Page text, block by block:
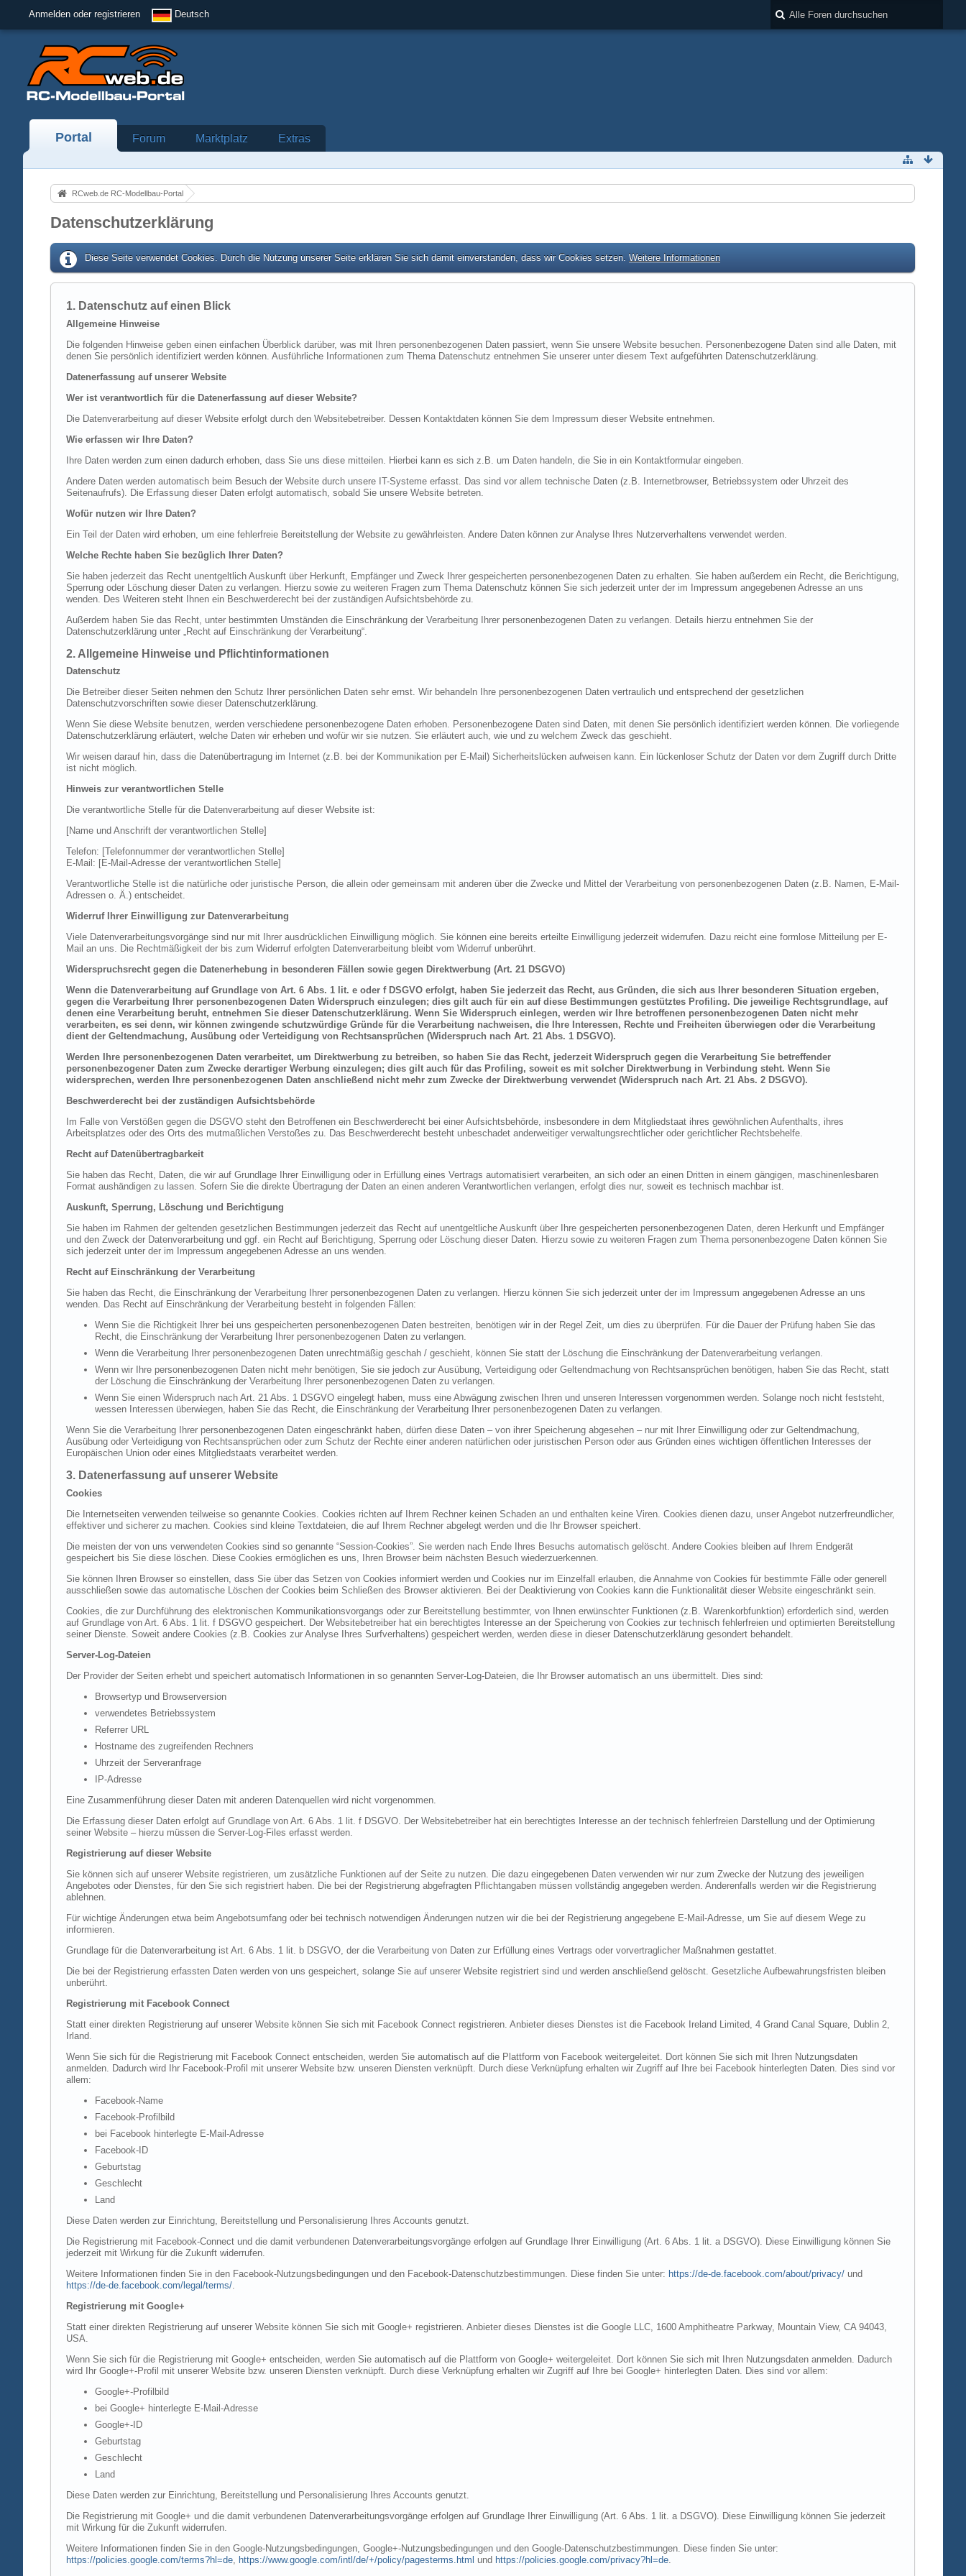
Anmelden oder registrieren Deutsch
Portal Forum Marktplatz Extras
RCweb.de RC-Modellbau-Portal
Datenschutzerklärung
Diese Seite verwendet Cookies. Durch die Nutzung unserer Seite erklären Sie sich damit einverstanden, dass wir Cookies setzen. Weitere Informationen
1. Datenschutz auf einen Blick
Allgemeine Hinweise
Die folgenden Hinweise geben einen einfachen Überblick darüber, was mit Ihren personenbezogenen Daten passiert, wenn Sie unsere Website besuchen. Personenbezogene Daten sind alle Daten, mit
denen Sie persönlich identifiziert werden können. Ausführliche Informationen zum Thema Datenschutz entnehmen Sie unserer unter diesem Text aufgeführten Datenschutzerklärung.
Datenerfassung auf unserer Website
Wer ist verantwortlich für die Datenerfassung auf dieser Website?
Die Datenverarbeitung auf dieser Website erfolgt durch den Websitebetreiber. Dessen Kontaktdaten können Sie dem Impressum dieser Website entnehmen.
Wie erfassen wir Ihre Daten?
Ihre Daten werden zum einen dadurch erhoben, dass Sie uns diese mitteilen. Hierbei kann es sich z.B. um Daten handeln, die Sie in ein Kontaktformular eingeben.
Andere Daten werden automatisch beim Besuch der Website durch unsere IT-Systeme erfasst. Das sind vor allem technische Daten (z.B. Internetbrowser, Betriebssystem oder Uhrzeit des
Seitenaufrufs). Die Erfassung dieser Daten erfolgt automatisch, sobald Sie unsere Website betreten.
Wofür nutzen wir Ihre Daten?
Ein Teil der Daten wird erhoben, um eine fehlerfreie Bereitstellung der Website zu gewährleisten. Andere Daten können zur Analyse Ihres Nutzerverhaltens verwendet werden.
Welche Rechte haben Sie bezüglich Ihrer Daten?
Sie haben jederzeit das Recht unentgeltlich Auskunft über Herkunft, Empfänger und Zweck Ihrer gespeicherten personenbezogenen Daten zu erhalten. Sie haben außerdem ein Recht, die Berichtigung,
Sperrung oder Löschung dieser Daten zu verlangen. Hierzu sowie zu weiteren Fragen zum Thema Datenschutz können Sie sich jederzeit unter der im Impressum angegebenen Adresse an uns
wenden. Des Weiteren steht Ihnen ein Beschwerderecht bei der zuständigen Aufsichtsbehörde zu.
Außerdem haben Sie das Recht, unter bestimmten Umständen die Einschränkung der Verarbeitung Ihrer personenbezogenen Daten zu verlangen. Details hierzu entnehmen Sie der
Datenschutzerklärung unter „Recht auf Einschränkung der Verarbeitung“.
2. Allgemeine Hinweise und Pflichtinformationen
Datenschutz
Die Betreiber dieser Seiten nehmen den Schutz Ihrer persönlichen Daten sehr ernst. Wir behandeln Ihre personenbezogenen Daten vertraulich und entsprechend der gesetzlichen
Datenschutzvorschriften sowie dieser Datenschutzerklärung.
Wenn Sie diese Website benutzen, werden verschiedene personenbezogene Daten erhoben. Personenbezogene Daten sind Daten, mit denen Sie persönlich identifiziert werden können. Die vorliegende
Datenschutzerklärung erläutert, welche Daten wir erheben und wofür wir sie nutzen. Sie erläutert auch, wie und zu welchem Zweck das geschieht.
Wir weisen darauf hin, dass die Datenübertragung im Internet (z.B. bei der Kommunikation per E-Mail) Sicherheitslücken aufweisen kann. Ein lückenloser Schutz der Daten vor dem Zugriff durch Dritte
ist nicht möglich.
Hinweis zur verantwortlichen Stelle
Die verantwortliche Stelle für die Datenverarbeitung auf dieser Website ist:
[Name und Anschrift der verantwortlichen Stelle]
Telefon: [Telefonnummer der verantwortlichen Stelle]
E-Mail: [E-Mail-Adresse der verantwortlichen Stelle]
Verantwortliche Stelle ist die natürliche oder juristische Person, die allein oder gemeinsam mit anderen über die Zwecke und Mittel der Verarbeitung von personenbezogenen Daten (z.B. Namen, E-Mail-
Adressen o. Ä.) entscheidet.
Widerruf Ihrer Einwilligung zur Datenverarbeitung
Viele Datenverarbeitungsvorgänge sind nur mit Ihrer ausdrücklichen Einwilligung möglich. Sie können eine bereits erteilte Einwilligung jederzeit widerrufen. Dazu reicht eine formlose Mitteilung per E-
Mail an uns. Die Rechtmäßigkeit der bis zum Widerruf erfolgten Datenverarbeitung bleibt vom Widerruf unberührt.
Widerspruchsrecht gegen die Datenerhebung in besonderen Fällen sowie gegen Direktwerbung (Art. 21 DSGVO)
Wenn die Datenverarbeitung auf Grundlage von Art. 6 Abs. 1 lit. e oder f DSGVO erfolgt, haben Sie jederzeit das Recht, aus Gründen, die sich aus Ihrer besonderen Situation ergeben,
gegen die Verarbeitung Ihrer personenbezogenen Daten Widerspruch einzulegen; dies gilt auch für ein auf diese Bestimmungen gestütztes Profiling. Die jeweilige Rechtsgrundlage, auf
denen eine Verarbeitung beruht, entnehmen Sie dieser Datenschutzerklärung. Wenn Sie Widerspruch einlegen, werden wir Ihre betroffenen personenbezogenen Daten nicht mehr
verarbeiten, es sei denn, wir können zwingende schutzwürdige Gründe für die Verarbeitung nachweisen, die Ihre Interessen, Rechte und Freiheiten überwiegen oder die Verarbeitung
dient der Geltendmachung, Ausübung oder Verteidigung von Rechtsansprüchen (Widerspruch nach Art. 21 Abs. 1 DSGVO).
Werden Ihre personenbezogenen Daten verarbeitet, um Direktwerbung zu betreiben, so haben Sie das Recht, jederzeit Widerspruch gegen die Verarbeitung Sie betreffender
personenbezogener Daten zum Zwecke derartiger Werbung einzulegen; dies gilt auch für das Profiling, soweit es mit solcher Direktwerbung in Verbindung steht. Wenn Sie
widersprechen, werden Ihre personenbezogenen Daten anschließend nicht mehr zum Zwecke der Direktwerbung verwendet (Widerspruch nach Art. 21 Abs. 2 DSGVO).
Beschwerderecht bei der zuständigen Aufsichtsbehörde
Im Falle von Verstößen gegen die DSGVO steht den Betroffenen ein Beschwerderecht bei einer Aufsichtsbehörde, insbesondere in dem Mitgliedstaat ihres gewöhnlichen Aufenthalts, ihres
Arbeitsplatzes oder des Orts des mutmaßlichen Verstoßes zu. Das Beschwerderecht besteht unbeschadet anderweitiger verwaltungsrechtlicher oder gerichtlicher Rechtsbehelfe.
Recht auf Datenübertragbarkeit
Sie haben das Recht, Daten, die wir auf Grundlage Ihrer Einwilligung oder in Erfüllung eines Vertrags automatisiert verarbeiten, an sich oder an einen Dritten in einem gängigen, maschinenlesbaren
Format aushändigen zu lassen. Sofern Sie die direkte Übertragung der Daten an einen anderen Verantwortlichen verlangen, erfolgt dies nur, soweit es technisch machbar ist.
Auskunft, Sperrung, Löschung und Berichtigung
Sie haben im Rahmen der geltenden gesetzlichen Bestimmungen jederzeit das Recht auf unentgeltliche Auskunft über Ihre gespeicherten personenbezogenen Daten, deren Herkunft und Empfänger
und den Zweck der Datenverarbeitung und ggf. ein Recht auf Berichtigung, Sperrung oder Löschung dieser Daten. Hierzu sowie zu weiteren Fragen zum Thema personenbezogene Daten können Sie
sich jederzeit unter der im Impressum angegebenen Adresse an uns wenden.
Recht auf Einschränkung der Verarbeitung
Sie haben das Recht, die Einschränkung der Verarbeitung Ihrer personenbezogenen Daten zu verlangen. Hierzu können Sie sich jederzeit unter der im Impressum angegebenen Adresse an uns
wenden. Das Recht auf Einschränkung der Verarbeitung besteht in folgenden Fällen:
Wenn Sie die Richtigkeit Ihrer bei uns gespeicherten personenbezogenen Daten bestreiten, benötigen wir in der Regel Zeit, um dies zu überprüfen. Für die Dauer der Prüfung haben Sie das
Recht, die Einschränkung der Verarbeitung Ihrer personenbezogenen Daten zu verlangen.
Wenn die Verarbeitung Ihrer personenbezogenen Daten unrechtmäßig geschah / geschieht, können Sie statt der Löschung die Einschränkung der Datenverarbeitung verlangen.
Wenn wir Ihre personenbezogenen Daten nicht mehr benötigen, Sie sie jedoch zur Ausübung, Verteidigung oder Geltendmachung von Rechtsansprüchen benötigen, haben Sie das Recht, statt
der Löschung die Einschränkung der Verarbeitung Ihrer personenbezogenen Daten zu verlangen.
Wenn Sie einen Widerspruch nach Art. 21 Abs. 1 DSGVO eingelegt haben, muss eine Abwägung zwischen Ihren und unseren Interessen vorgenommen werden. Solange noch nicht feststeht,
wessen Interessen überwiegen, haben Sie das Recht, die Einschränkung der Verarbeitung Ihrer personenbezogenen Daten zu verlangen.
Wenn Sie die Verarbeitung Ihrer personenbezogenen Daten eingeschränkt haben, dürfen diese Daten – von ihrer Speicherung abgesehen – nur mit Ihrer Einwilligung oder zur Geltendmachung,
Ausübung oder Verteidigung von Rechtsansprüchen oder zum Schutz der Rechte einer anderen natürlichen oder juristischen Person oder aus Gründen eines wichtigen öffentlichen Interesses der
Europäischen Union oder eines Mitgliedstaats verarbeitet werden.
3. Datenerfassung auf unserer Website
Cookies
Die Internetseiten verwenden teilweise so genannte Cookies. Cookies richten auf Ihrem Rechner keinen Schaden an und enthalten keine Viren. Cookies dienen dazu, unser Angebot nutzerfreundlicher,
effektiver und sicherer zu machen. Cookies sind kleine Textdateien, die auf Ihrem Rechner abgelegt werden und die Ihr Browser speichert.
Die meisten der von uns verwendeten Cookies sind so genannte “Session-Cookies”. Sie werden nach Ende Ihres Besuchs automatisch gelöscht. Andere Cookies bleiben auf Ihrem Endgerät
gespeichert bis Sie diese löschen. Diese Cookies ermöglichen es uns, Ihren Browser beim nächsten Besuch wiederzuerkennen.
Sie können Ihren Browser so einstellen, dass Sie über das Setzen von Cookies informiert werden und Cookies nur im Einzelfall erlauben, die Annahme von Cookies für bestimmte Fälle oder generell
ausschließen sowie das automatische Löschen der Cookies beim Schließen des Browser aktivieren. Bei der Deaktivierung von Cookies kann die Funktionalität dieser Website eingeschränkt sein.
Cookies, die zur Durchführung des elektronischen Kommunikationsvorgangs oder zur Bereitstellung bestimmter, von Ihnen erwünschter Funktionen (z.B. Warenkorbfunktion) erforderlich sind, werden
auf Grundlage von Art. 6 Abs. 1 lit. f DSGVO gespeichert. Der Websitebetreiber hat ein berechtigtes Interesse an der Speicherung von Cookies zur technisch fehlerfreien und optimierten Bereitstellung
seiner Dienste. Soweit andere Cookies (z.B. Cookies zur Analyse Ihres Surfverhaltens) gespeichert werden, werden diese in dieser Datenschutzerklärung gesondert behandelt.
Server-Log-Dateien
Der Provider der Seiten erhebt und speichert automatisch Informationen in so genannten Server-Log-Dateien, die Ihr Browser automatisch an uns übermittelt. Dies sind:
Browsertyp und Browserversion
verwendetes Betriebssystem
Referrer URL
Hostname des zugreifenden Rechners
Uhrzeit der Serveranfrage
IP-Adresse
Eine Zusammenführung dieser Daten mit anderen Datenquellen wird nicht vorgenommen.
Die Erfassung dieser Daten erfolgt auf Grundlage von Art. 6 Abs. 1 lit. f DSGVO. Der Websitebetreiber hat ein berechtigtes Interesse an der technisch fehlerfreien Darstellung und der Optimierung
seiner Website – hierzu müssen die Server-Log-Files erfasst werden.
Registrierung auf dieser Website
Sie können sich auf unserer Website registrieren, um zusätzliche Funktionen auf der Seite zu nutzen. Die dazu eingegebenen Daten verwenden wir nur zum Zwecke der Nutzung des jeweiligen
Angebotes oder Dienstes, für den Sie sich registriert haben. Die bei der Registrierung abgefragten Pflichtangaben müssen vollständig angegeben werden. Anderenfalls werden wir die Registrierung
ablehnen.
Für wichtige Änderungen etwa beim Angebotsumfang oder bei technisch notwendigen Änderungen nutzen wir die bei der Registrierung angegebene E-Mail-Adresse, um Sie auf diesem Wege zu
informieren.
Grundlage für die Datenverarbeitung ist Art. 6 Abs. 1 lit. b DSGVO, der die Verarbeitung von Daten zur Erfüllung eines Vertrags oder vorvertraglicher Maßnahmen gestattet.
Die bei der Registrierung erfassten Daten werden von uns gespeichert, solange Sie auf unserer Website registriert sind und werden anschließend gelöscht. Gesetzliche Aufbewahrungsfristen bleiben
unberührt.
Registrierung mit Facebook Connect
Statt einer direkten Registrierung auf unserer Website können Sie sich mit Facebook Connect registrieren. Anbieter dieses Dienstes ist die Facebook Ireland Limited, 4 Grand Canal Square, Dublin 2,
Irland.
Wenn Sie sich für die Registrierung mit Facebook Connect entscheiden, werden Sie automatisch auf die Plattform von Facebook weitergeleitet. Dort können Sie sich mit Ihren Nutzungsdaten
anmelden. Dadurch wird Ihr Facebook-Profil mit unserer Website bzw. unseren Diensten verknüpft. Durch diese Verknüpfung erhalten wir Zugriff auf Ihre bei Facebook hinterlegten Daten. Dies sind vor
allem:
Facebook-Name
Facebook-Profilbild
bei Facebook hinterlegte E-Mail-Adresse
Facebook-ID
Geburtstag
Geschlecht
Land
Diese Daten werden zur Einrichtung, Bereitstellung und Personalisierung Ihres Accounts genutzt.
Die Registrierung mit Facebook-Connect und die damit verbundenen Datenverarbeitungsvorgänge erfolgen auf Grundlage Ihrer Einwilligung (Art. 6 Abs. 1 lit. a DSGVO). Diese Einwilligung können Sie
jederzeit mit Wirkung für die Zukunft widerrufen.
Weitere Informationen finden Sie in den Facebook-Nutzungsbedingungen und den Facebook-Datenschutzbestimmungen. Diese finden Sie unter: https://de-de.facebook.com/about/privacy/ und
https://de-de.facebook.com/legal/terms/.
Registrierung mit Google+
Statt einer direkten Registrierung auf unserer Website können Sie sich mit Google+ registrieren. Anbieter dieses Dienstes ist die Google LLC, 1600 Amphitheatre Parkway, Mountain View, CA 94043,
USA.
Wenn Sie sich für die Registrierung mit Google+ entscheiden, werden Sie automatisch auf die Plattform von Google+ weitergeleitet. Dort können Sie sich mit Ihren Nutzungsdaten anmelden. Dadurch
wird Ihr Google+-Profil mit unserer Website bzw. unseren Diensten verknüpft. Durch diese Verknüpfung erhalten wir Zugriff auf Ihre bei Google+ hinterlegten Daten. Dies sind vor allem:
Google+-Profilbild
bei Google+ hinterlegte E-Mail-Adresse
Google+-ID
Geburtstag
Geschlecht
Land
Diese Daten werden zur Einrichtung, Bereitstellung und Personalisierung Ihres Accounts genutzt.
Die Registrierung mit Google+ und die damit verbundenen Datenverarbeitungsvorgänge erfolgen auf Grundlage Ihrer Einwilligung (Art. 6 Abs. 1 lit. a DSGVO). Diese Einwilligung können Sie jederzeit
mit Wirkung für die Zukunft widerrufen.
Weitere Informationen finden Sie in den Google-Nutzungsbedingungen, Google+-Nutzungsbedingungen und den Google-Datenschutzbestimmungen. Diese finden Sie unter:
https://policies.google.com/terms?hl=de, https://www.google.com/intl/de/+/policy/pagesterms.html und https://policies.google.com/privacy?hl=de.